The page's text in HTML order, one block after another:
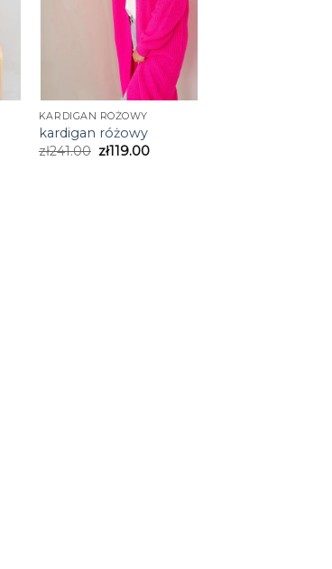
KARDIGAN RÓŻOWY
kardigan różowy
zł241.00 zł119.00